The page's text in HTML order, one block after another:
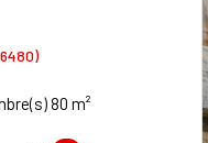
Appartement 3 pièce(s) 2 chambre(s) 80 m²